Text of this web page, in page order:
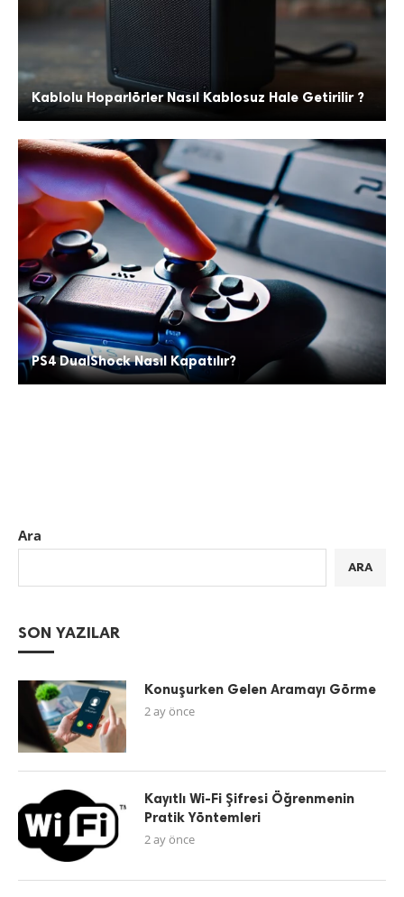
Kablolu Hoparlörler Nasıl Kablosuz Hale Getirilir ?
PS4 DualShock Nasıl Kapatılır?
Ara
ARA
SON YAZILAR
Konuşurken Gelen Aramayı Görme
2 ay önce
Kayıtlı Wi-Fi Şifresi Öğrenmenin
Pratik Yöntemleri
2 ay önce